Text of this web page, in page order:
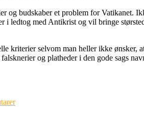
budskaber et problem for Vatikanet.
ledtog med Antikrist og vil bringe
kriterier selvom man heller ikke ønsker,
og platheder i den gode sags